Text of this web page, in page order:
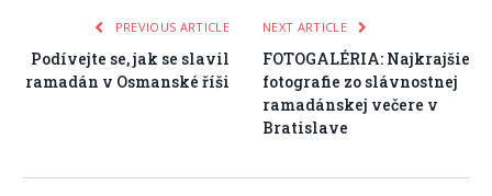
PREVIOUS ARTICLE
Podívejte se, jak se slavil
ramadán v Osmanské říši
NEXT ARTICLE
FOTOGALÉRIA: Najkrajšie
fotografie zo slávnostnej
ramadánskej večere v
Bratislave